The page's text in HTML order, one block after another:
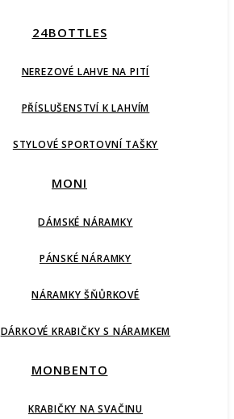
24BOTTLES
NEREZOVÉ LAHVE NA PITÍ
PŘÍSLUŠENSTVÍ K LAHVÍM
STYLOVÉ SPORTOVNÍ TAŠKY
MONI
DÁMSKÉ NÁRAMKY
PÁNSKÉ NÁRAMKY
NÁRAMKY ŠŇŮRKOVÉ
DÁRKOVÉ KRABIČKY S NÁRAMKEM
MONBENTO
KRABIČKY NA SVAČINU